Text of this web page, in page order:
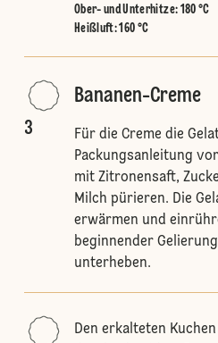
Ober- und Unterhitze: 180 °C
Heißluft:160 °C
3
Bananen-Creme
Für die Creme die
Packungsanleitung
mit Zitronensaft,
Milch pürieren. Die
erwärmen und
beginnender
unterheben.
Den erkalteten Kuchen